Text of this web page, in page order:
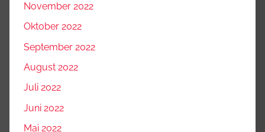
November 2022
Oktober 2022
September 2022
August 2022
Juli 2022
Juni 2022
Mai 2022